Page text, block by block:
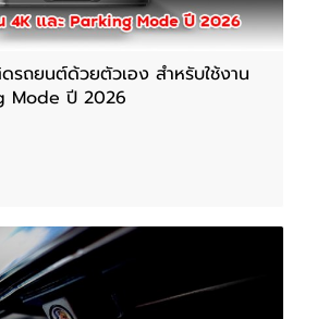
ถยนต์ด้วยตัวเอง สำหรับใช้งาน
Mode ปี 2026